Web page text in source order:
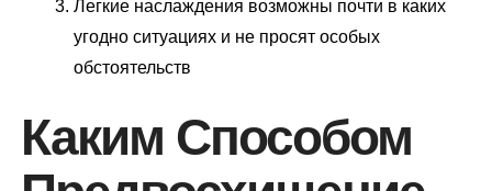
Легкие наслаждения возможны почти в каких
угодно ситуациях и не просят особых
обстоятельств
Каким Способом